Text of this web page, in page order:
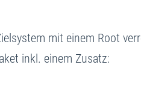
mit einem Root
inkl. einem Zusatz: